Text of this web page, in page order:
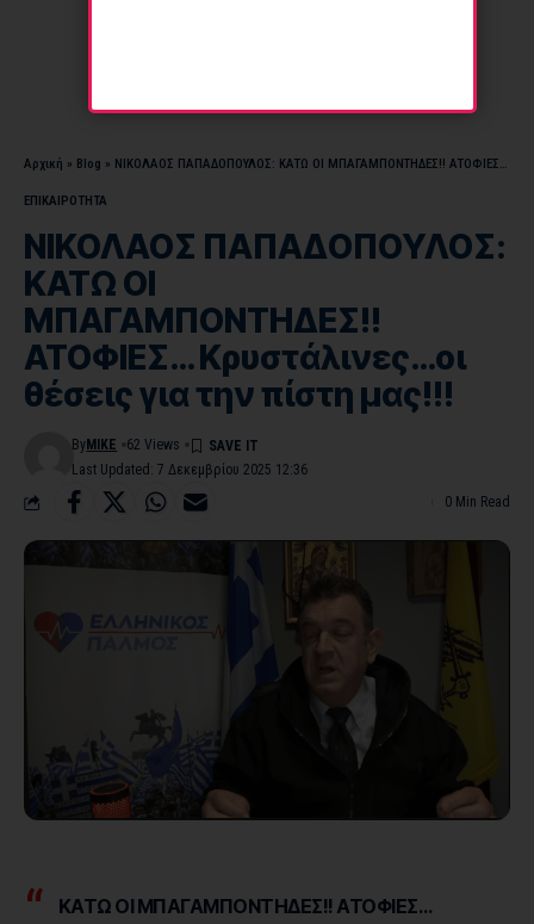
Αρχική » Blog » ΝΙΚΟΛΑΟΣ ΠΑΠΑΔΟΠΟΥΛΟΣ: ΚΑΤΩ ΟΙ ΜΠΑΓΑΜΠΟΝΤΗΔΕΣ!! ΑΤΟΦΙΕΣ… Κρυστάλινες…οι θέσεις για την πίστη μας!!!
ΕΠΙΚΑΙΡΟΤΗΤΑ
ΝΙΚΟΛΑΟΣ ΠΑΠΑΔΟΠΟΥΛΟΣ:
ΚΑΤΩ ΟΙ
ΜΠΑΓΑΜΠΟΝΤΗΔΕΣ!!
ΑΤΟΦΙΕΣ… Κρυστάλινες…οι
θέσεις για την πίστη μας!!!
Last Updated: 7 Δεκεμβρίου 2025 12:36
By MIKE 62 Views
0 Min Read
ΚΑΤΩ ΟΙ ΜΠΑΓΑΜΠΟΝΤΗΔΕΣ!! ΑΤΟΦΙΕΣ…